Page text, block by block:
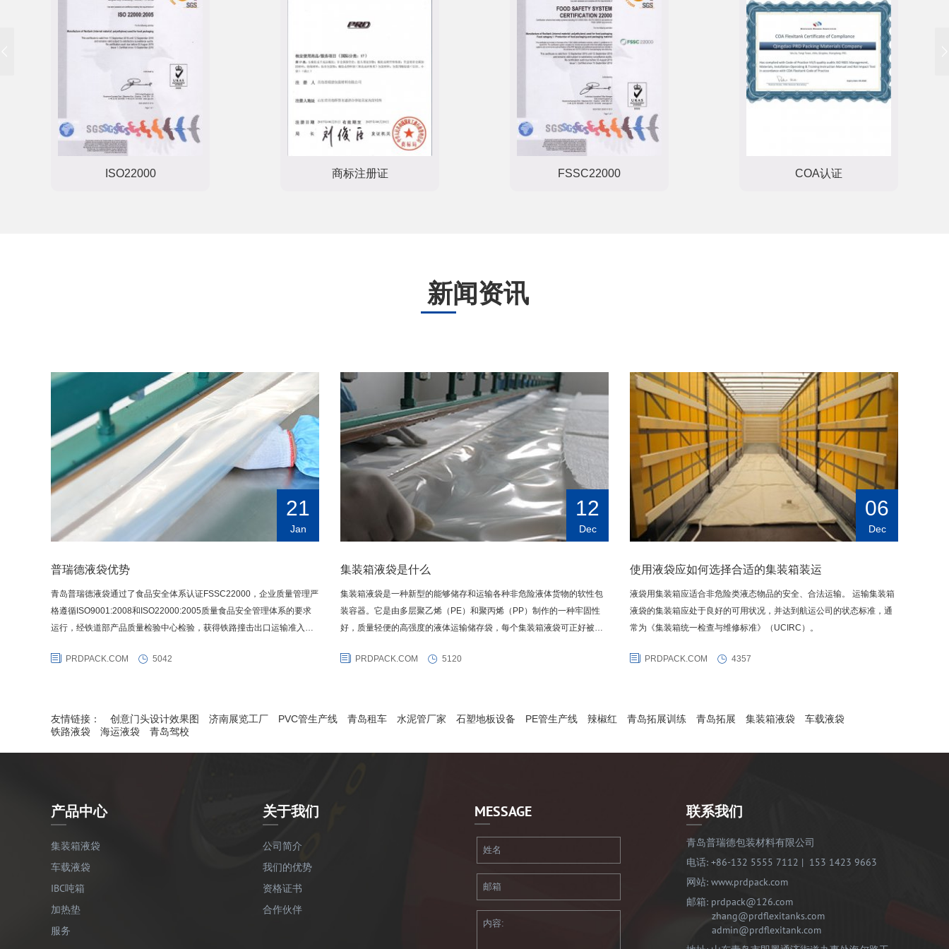
ISO22000 商标注册证 FSSC22000 COA认证
新闻资讯
21
Jan
普瑞德液袋优势
青岛普瑞德液袋通过了食品安全体系认证FSSC22000，企业质量管理严
格遵循ISO9001:2008和ISO22000:2005质量食品安全管理体系的要求
运行，经铁道部产品质量检验中心检验，获得铁路撞击出口运输准入资
（TTCL）国际COA铁路撞击试验和生产检测审核，同时荣获FQML集装
PRDPACK.COM 5042
12
Dec
集装箱液袋是什么
集装箱液袋是一种新型的能够储存和运输各种非危险液体货物的软性包
装容器。它是由多层聚乙烯（PE）和聚丙烯（PP）制作的一种牢固性
好，质量轻便的高强度的液体运输储存袋，每个集装箱液袋可正好被置
000公升液体，将其铺设在标准集装箱内,灌入液体,旋紧灌装口并关闭箱
PRDPACK.COM 5120
06
Dec
使用液袋应如何选择合适的集装箱装运
液袋用集装箱应适合非危险类液态物品的安全、合法运输。 运输集装箱
液袋的集装箱应处于良好的可用状况，并达到航运公司的状态标准，通
常为《集装箱统一检查与维修标准》（UCIRC）。
PRDPACK.COM 4357
友情链接： 创意门头设计效果图 济南展览工厂 PVC管生产线 青岛租车 水泥管厂家 石塑地板设备 PE管生产线 辣椒红 青岛拓展训练 青岛拓展 集装箱液袋
车载液袋
铁路液袋
海运液袋 青岛驾校
产品中心
集装箱液袋
车载液袋
IBC吨箱
加热垫
服务
关于我们
公司简介
我们的优势
资格证书
合作伙伴
MESSAGE 联系我们
青岛普瑞德包装材料有限公司
电话: +86-132 5555 7112 | 153 1423 9663
网站: www.prdpack.com
邮箱: prdpack@126.com
zhang@prdflexitanks.com
admin@prdflexitank.com